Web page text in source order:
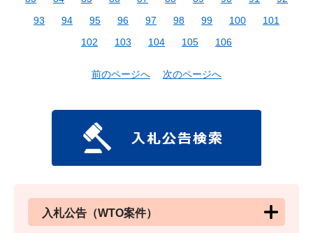
93
94 95 96 97 98 99 100
101
102
103 104 105 106
前のページへ 次のページへ
入札公告（WTO案件）